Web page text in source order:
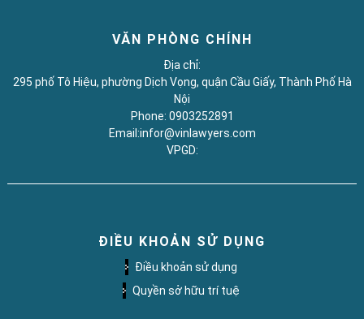
VĂN PHÒNG CHÍNH
Địa chỉ:
295 phố Tô Hiệu, phường Dịch Vọng, quận Cầu Giấy, Thành Phố Hà
Nội
Phone: 0903252891
Email:infor@vinlawyers.com
VPGD:
ĐIỀU KHOẢN SỬ DỤNG
Điều khoản sử dụng
Quyền sở hữu trí tuệ